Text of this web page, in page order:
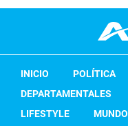
INICIO POLÍTICA
DEPARTAMENTALES
LIFESTYLE
MUNDO